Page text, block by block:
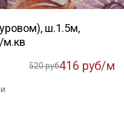
ш.1.5м,
м.кв
520 руб416 руб/м